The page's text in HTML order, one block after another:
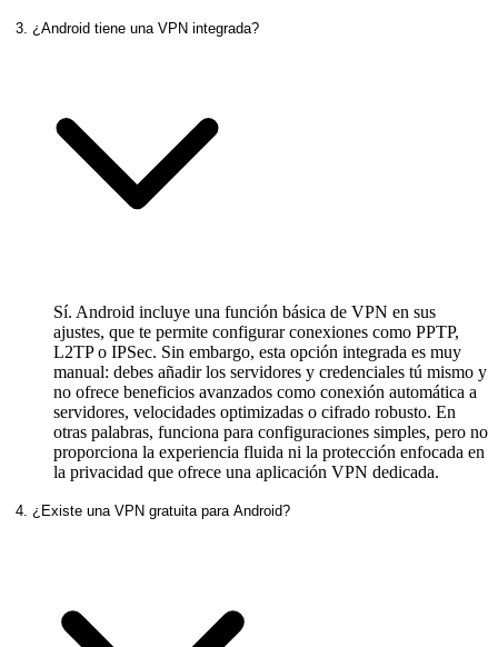
3. ¿Android tiene una VPN integrada?
Sí. Android incluye una función básica de VPN en sus
ajustes, que te permite configurar conexiones como PPTP,
L2TP o IPSec. Sin embargo, esta opción integrada es muy
manual: debes añadir los servidores y credenciales tú mismo y
no ofrece beneficios avanzados como conexión automática a
servidores, velocidades optimizadas o cifrado robusto. En
otras palabras, funciona para configuraciones simples, pero no
proporciona la experiencia fluida ni la protección enfocada en
la privacidad que ofrece una aplicación VPN dedicada.
4. ¿Existe una VPN gratuita para Android?